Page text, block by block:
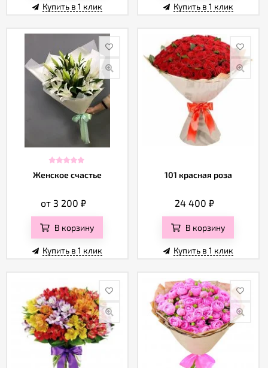
Купить в 1 клик Купить в 1 клик
Женское счастье
от 3 200₽
В корзину
Купить в 1 клик
101 красная роза
24 400₽
В корзину
Купить в 1 клик